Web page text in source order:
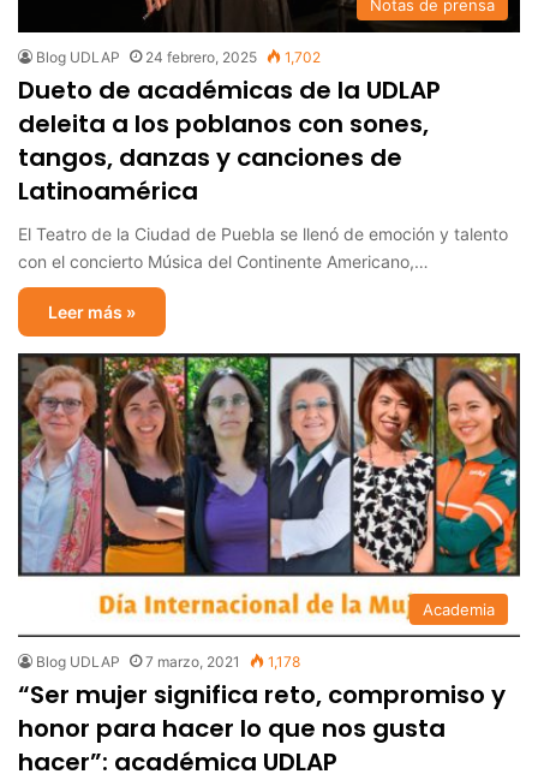
Notas de prensa
Blog UDLAP 24 febrero, 2025 1,702
Dueto de académicas de la UDLAP
deleita a los poblanos con sones,
tangos, danzas y canciones de
Latinoamérica
El Teatro de la Ciudad de Puebla se llenó de emoción y talento
con el concierto Música del Continente Americano,…
Leer más »
Academia
Blog UDLAP 7 marzo, 2021 1,178
“Ser mujer significa reto, compromiso y
honor para hacer lo que nos gusta
hacer”: académica UDLAP